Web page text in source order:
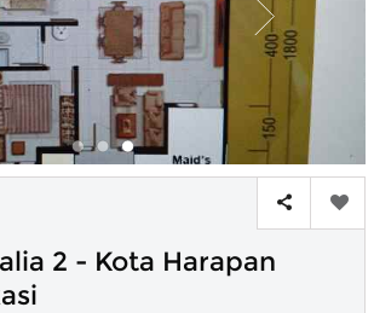
2 - Kota Harapan
Untuk hasil simulasi
pada kotak-
Simpan